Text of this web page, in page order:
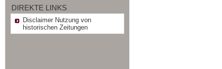
DIREKTE LINKS
Disclaimer Nutzung von
historischen Zeitungen